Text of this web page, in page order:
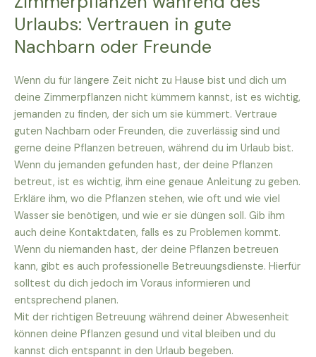
Urlaubs: Vertrauen in gute
Nachbarn oder Freunde
Wenn du für längere Zeit nicht zu Hause bist und dich um
deine Zimmerpflanzen nicht kümmern kannst, ist es wichtig,
jemanden zu finden, der sich um sie kümmert. Vertraue
guten Nachbarn oder Freunden, die zuverlässig sind und
gerne deine Pflanzen betreuen, während du im Urlaub bist.
Wenn du jemanden gefunden hast, der deine Pflanzen
betreut, ist es wichtig, ihm eine genaue Anleitung zu geben.
Erkläre ihm, wo die Pflanzen stehen, wie oft und wie viel
Wasser sie benötigen, und wie er sie düngen soll. Gib ihm
auch deine Kontaktdaten, falls es zu Problemen kommt.
Wenn du niemanden hast, der deine Pflanzen betreuen
kann, gibt es auch professionelle Betreuungsdienste. Hierfür
solltest du dich jedoch im Voraus informieren und
entsprechend planen.
Mit der richtigen Betreuung während deiner Abwesenheit
können deine Pflanzen gesund und vital bleiben und du
kannst dich entspannt in den Urlaub begeben.